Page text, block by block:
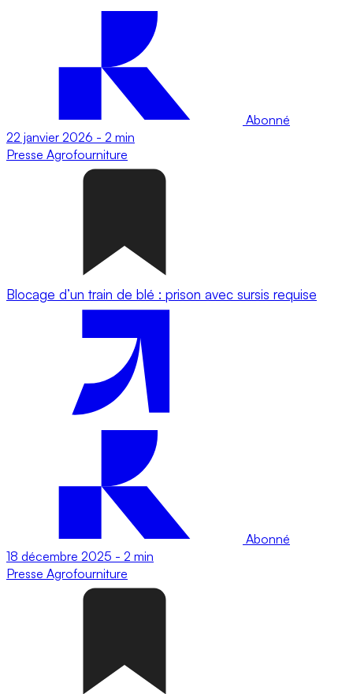
Abonné
22 janvier 2026 - 2 min
Presse Agrofourniture
Blocage d’un train de blé : prison avec sursis requise
Abonné
18 décembre 2025 - 2 min
Presse Agrofourniture